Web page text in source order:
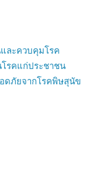
ละควบคุมโรค
โรคแก่ประชาชน
ดภัยจากโรคพิษสุนัข